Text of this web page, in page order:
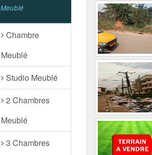
Meublé
Chambre
Meublé
Studio Meublé
2 Chambres
Meublé
3 Chambres